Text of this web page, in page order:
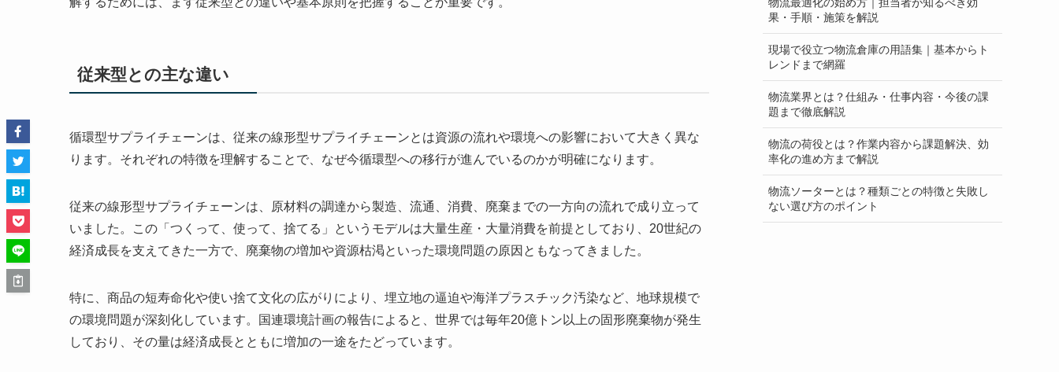
従来型との主な違い
循環型サプライチェーンは、従来の線形型サプライチェーンとは資源の流れや環境への影響において大きく異な
ります。それぞれの特徴を理解することで、なぜ今循環型への移行が進んでいるのかが明確になります。
従来の線形型サプライチェーンは、原材料の調達から製造、流通、消費、廃棄までの一方向の流れで成り立って
いました。この「つくって、使って、捨てる」というモデルは大量生産・大量消費を前提としており、20世紀の
経済成長を支えてきた一方で、廃棄物の増加や資源枯渇といった環境問題の原因ともなってきました。
特に、商品の短寿命化や使い捨て文化の広がりにより、埋立地の逼迫や海洋プラスチック汚染など、地球規模で
の環境問題が深刻化しています。国連環境計画の報告によると、世界では毎年20億トン以上の固形廃棄物が発生
しており、その量は経済成長とともに増加の一途をたどっています。
果・手順・施策を解説
現場で役立つ物流倉庫の用語集｜基本からト
レンドまで網羅
物流業界とは？仕組み・仕事内容・今後の課
題まで徹底解説
物流の荷役とは？作業内容から課題解決、効
率化の進め方まで解説
物流ソーターとは？種類ごとの特徴と失敗し
ない選び方のポイント